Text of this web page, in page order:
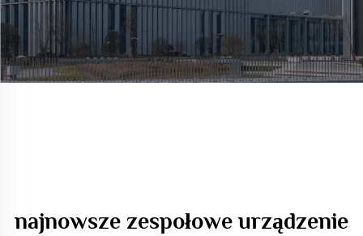
najnowsze zespołowe urządzenie